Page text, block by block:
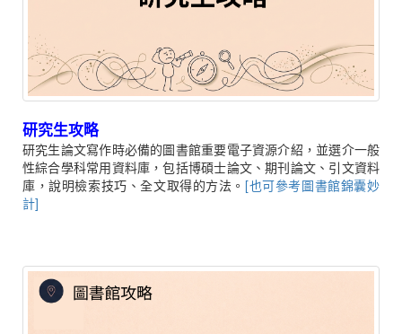
研究生攻略
研究生論文寫作時必備的圖書館重要電子資源介紹，並選介一般
性綜合學科常用資料庫，包括博碩士論文、期刊論文、引文資料
庫，說明檢索技巧、全文取得的方法。 [也可參考圖書館錦囊妙
計]